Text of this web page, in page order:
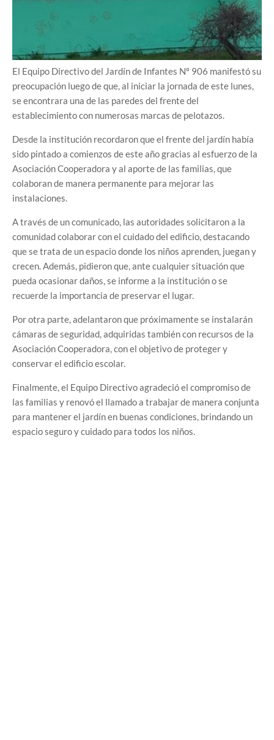
El Equipo Directivo del Jardín de Infantes Nº 906 manifestó su
preocupación luego de que, al iniciar la jornada de este lunes,
se encontrara una de las paredes del frente del
establecimiento con numerosas marcas de pelotazos.
Desde la institución recordaron que el frente del jardín había
sido pintado a comienzos de este año gracias al esfuerzo de la
Asociación Cooperadora y al aporte de las familias, que
colaboran de manera permanente para mejorar las
instalaciones.
A través de un comunicado, las autoridades solicitaron a la
comunidad colaborar con el cuidado del edificio, destacando
que se trata de un espacio donde los niños aprenden, juegan y
crecen. Además, pidieron que, ante cualquier situación que
pueda ocasionar daños, se informe a la institución o se
recuerde la importancia de preservar el lugar.
Por otra parte, adelantaron que próximamente se instalarán
cámaras de seguridad, adquiridas también con recursos de la
Asociación Cooperadora, con el objetivo de proteger y
conservar el edificio escolar.
Finalmente, el Equipo Directivo agradeció el compromiso de
las familias y renovó el llamado a trabajar de manera conjunta
para mantener el jardín en buenas condiciones, brindando un
espacio seguro y cuidado para todos los niños.